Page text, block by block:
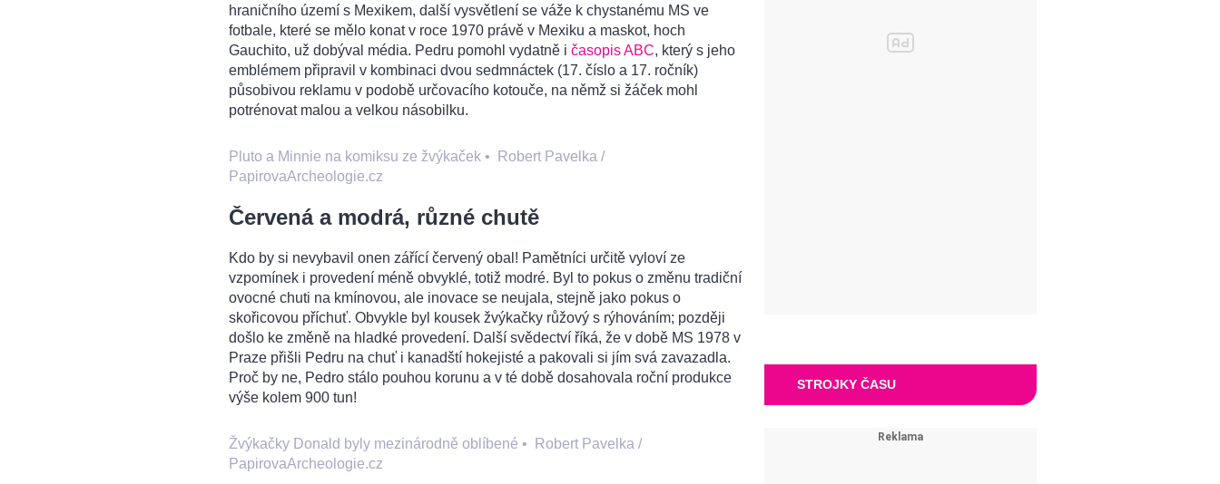
hraničního území s Mexikem, další vysvětlení se váže k chystanému MS ve
fotbale, které se mělo konat v roce 1970 právě v Mexiku a maskot, hoch
Gauchito, už dobýval média. Pedru pomohl vydatně i časopis ABC, který s jeho
emblémem připravil v kombinaci dvou sedmnáctek (17. číslo a 17. ročník)
působivou reklamu v podobě určovacího kotouče, na němž si žáček mohl
potrénovat malou a velkou násobilku.
Pluto a Minnie na komiksu ze žvýkaček •
Robert Pavelka /
PapirovaArcheologie.cz
Červená a modrá, různé chutě
Kdo by si nevybavil onen zářící červený obal! Pamětníci určitě vyloví ze
vzpomínek i provedení méně obvyklé, totiž modré. Byl to pokus o změnu tradiční
ovocné chuti na kmínovou, ale inovace se neujala, stejně jako pokus o
skořicovou příchuť. Obvykle byl kousek žvýkačky růžový s rýhováním; později
došlo ke změně na hladké provedení. Další svědectví říká, že v době MS 1978 v
Praze přišli Pedru na chuť i kanadští hokejisté a pakovali si jím svá zavazadla.
Proč by ne, Pedro stálo pouhou korunu a v té době dosahovala roční produkce
výše kolem 900 tun!
Žvýkačky Donald byly mezinárodně oblíbené •
Robert Pavelka /
PapirovaArcheologie.cz
STROJKY ČASU